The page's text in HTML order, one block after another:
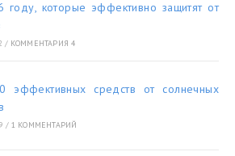
году, которые эффективно защитят от
/ КОММЕНТАРИЯ 4
эффективных средств от солнечных
/ 1 КОММЕНТАРИЙ